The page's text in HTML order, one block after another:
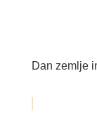
Dan zemlje